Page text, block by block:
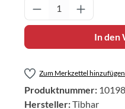
Produkt Anzahl:
In den
Zum Merkzettel hinzufügen
Produktnummer:
Hersteller:Tibhar